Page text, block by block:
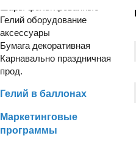
Гелий оборудование
аксессуары
Бумага декоративная
Карнавально праздничная
прод.
Гелий в баллонах
Маркетинговые
программы